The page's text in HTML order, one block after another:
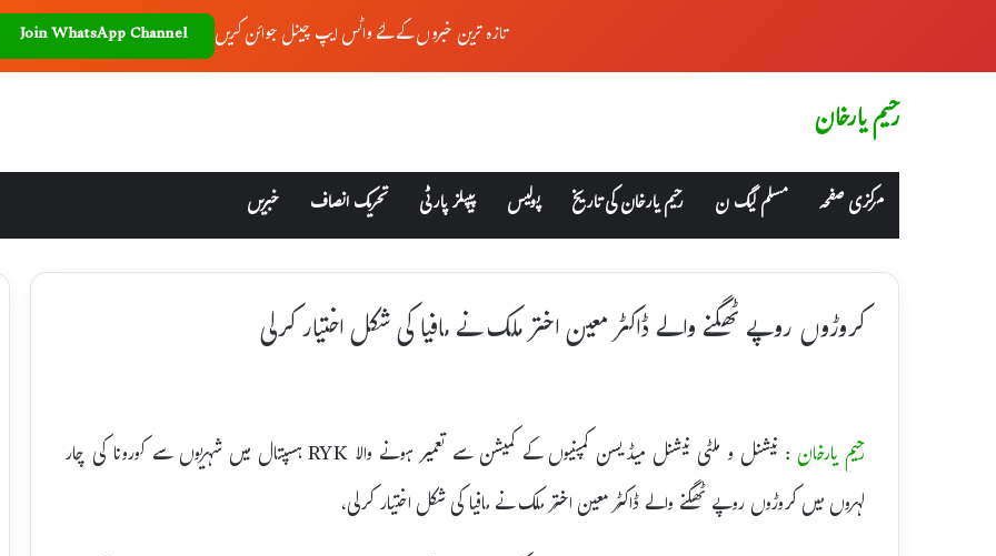
تازہ ترین خبروں کے لئے واٹس ایپ چینل جوائن کریں Join WhatsApp Channel
رحیم یارخان
مرکزی صفحہ مسلم لیگ ن رحیم یارخان کی تاریخ پولیس پیپلز پارٹی تحریک انصاف خبریں
کروڑوں روپے ٹھگنے والے ڈاکٹر معین اختر ملک نے مافیا کی شکل اختیار کرلی
رحیم یارخان
: نیشنل و ملٹی نیشنل میڈیسن کمپنیوں کے کمیشن سے تعمیر ہونے والا RYK ہسپتال میں شہریوں سے کورونا کی چار
لہروں میں کروڑوں روپے ٹھگنے والے ڈاکٹر معین اختر ملک نے مافیا کی شکل اختیار کرلی،